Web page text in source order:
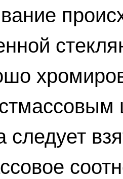
следует